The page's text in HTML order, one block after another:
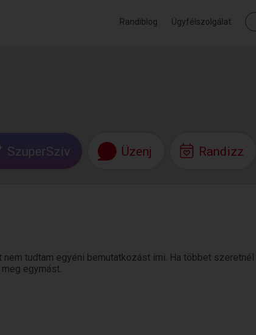
Randiblog Ügyfélszolgálat
SzuperSzív Üzenj Randizz
nem tudtam egyéni bemutatkozást írni. Ha többet
egymást.